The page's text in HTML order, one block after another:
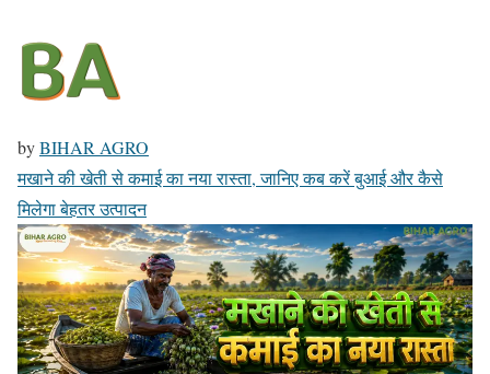
byBIHAR AGRO
मखाने की खेती से कमाई का नया रास्ता, जानिए कब करें बुआई और कैसे
मिलेगा बेहतर उत्पादन